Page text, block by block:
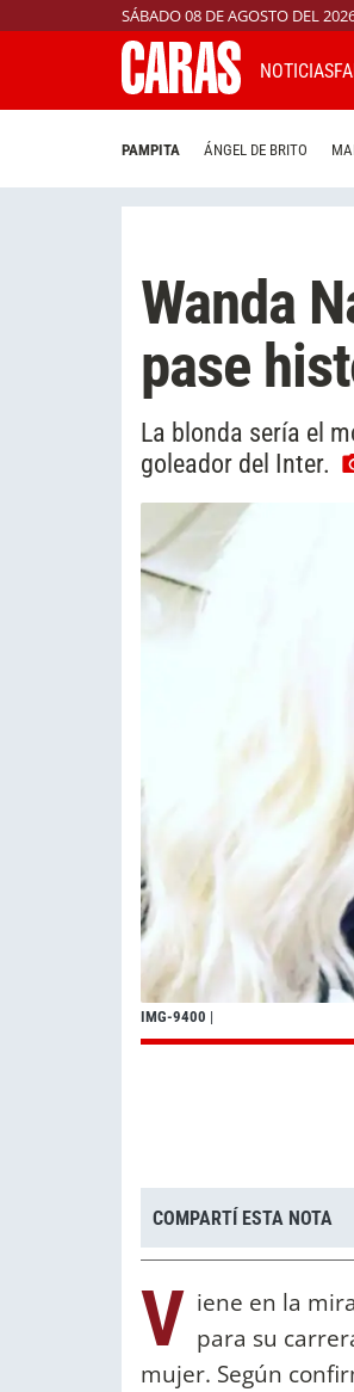
SÁBADO 08 DE AGOSTO DEL
NOTICIAS
PAMPITA ÁNGEL DE BRITO
Wanda
pase
La blonda sería el
goleador del Inter.
IMG-9400 |
COMPARTÍ ESTA NOTA
V iene en la
para su
mujer. Según